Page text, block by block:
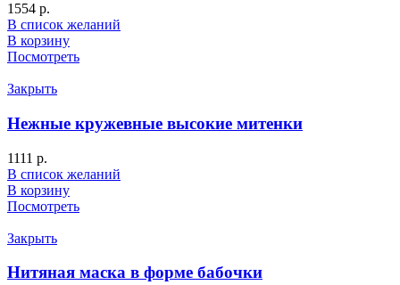
1554 р.
В список желаний
В корзину
Посмотреть
Закрыть
Нежные кружевные высокие митенки
1111 р.
В список желаний
В корзину
Посмотреть
Закрыть
Нитяная маска в форме бабочки